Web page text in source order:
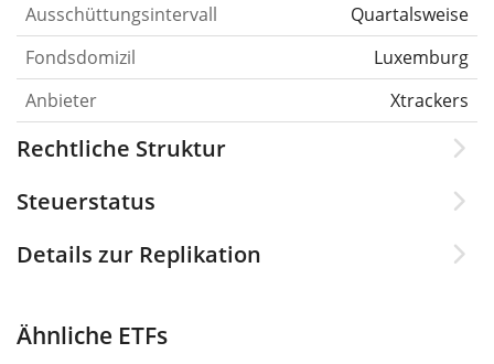
Ausschüttungsintervall
Quartalsweise
Fondsdomizil
Luxemburg
Anbieter
Xtrackers
Rechtliche Struktur
Steuerstatus
Details zur Replikation
Ähnliche ETFs